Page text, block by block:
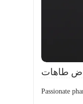
طاهات
Passionate